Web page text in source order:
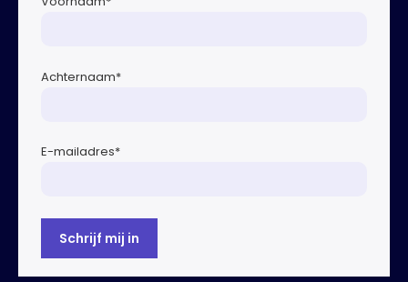
Achternaam*
E-mailadres*